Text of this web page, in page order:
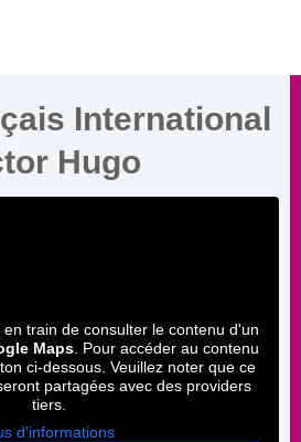
International
Hugo
train de consulter le contenu d'un
Maps. Pour accéder au contenu
ci-dessous. Veuillez noter que ce
partagées avec des providers
tiers.
d'informations